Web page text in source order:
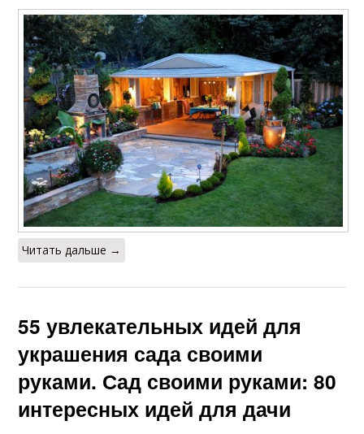
Читать дальше →
55 увлекательных идей для
украшения сада своими
руками. Сад своими руками: 80
интересных идей для дачи